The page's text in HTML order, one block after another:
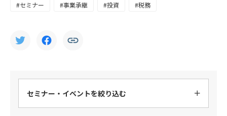
#セミナー #事業承継 #投資 #税務
セミナー・イベントを絞り込む